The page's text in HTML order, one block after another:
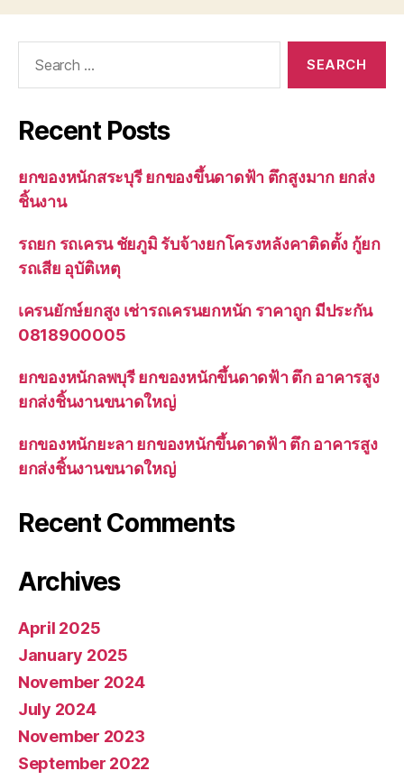
Recent Posts
ยกของหนักสระบุรี ยกของขึ้นดาดฟ้า ตึกสูงมาก ยกส่ง
ชิ้นงาน
รถยก รถเครน ชัยภูมิ รับจ้างยกโครงหลังคาติดตั้ง กู้ยก
รถเสีย อุบัติเหตุ
เครนยักษ์ยกสูง เช่ารถเครนยกหนัก ราคาถูก มีประกัน
0818900005
ยกของหนักลพบุรี ยกของหนักขึ้นดาดฟ้า ตึก อาคารสูง
ยกส่งชิ้นงานขนาดใหญ่
ยกของหนักยะลา ยกของหนักขึ้นดาดฟ้า ตึก อาคารสูง
ยกส่งชิ้นงานขนาดใหญ่
Recent Comments
Archives
April 2025
January 2025
November 2024
July 2024
November 2023
September 2022